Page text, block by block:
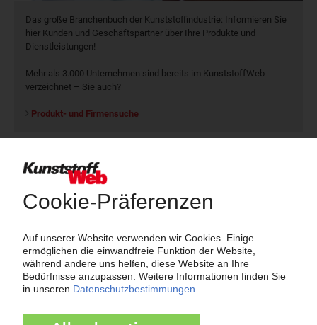
Das große Branchenbuch der Kunststoffindustrie: Informieren Sie
hier Kunden und Geschäftspartner über Ihre Produkte und
Dienstleistungen!
Mehr als 3.000 Unternehmen sind bereits im KunststoffWeb
verzeichnet – Sie auch?
Produkt- und Firmensuche
Über das KunststoffWeb
versorgt das KunststoffWeb bereits seit 1996 die Fach-